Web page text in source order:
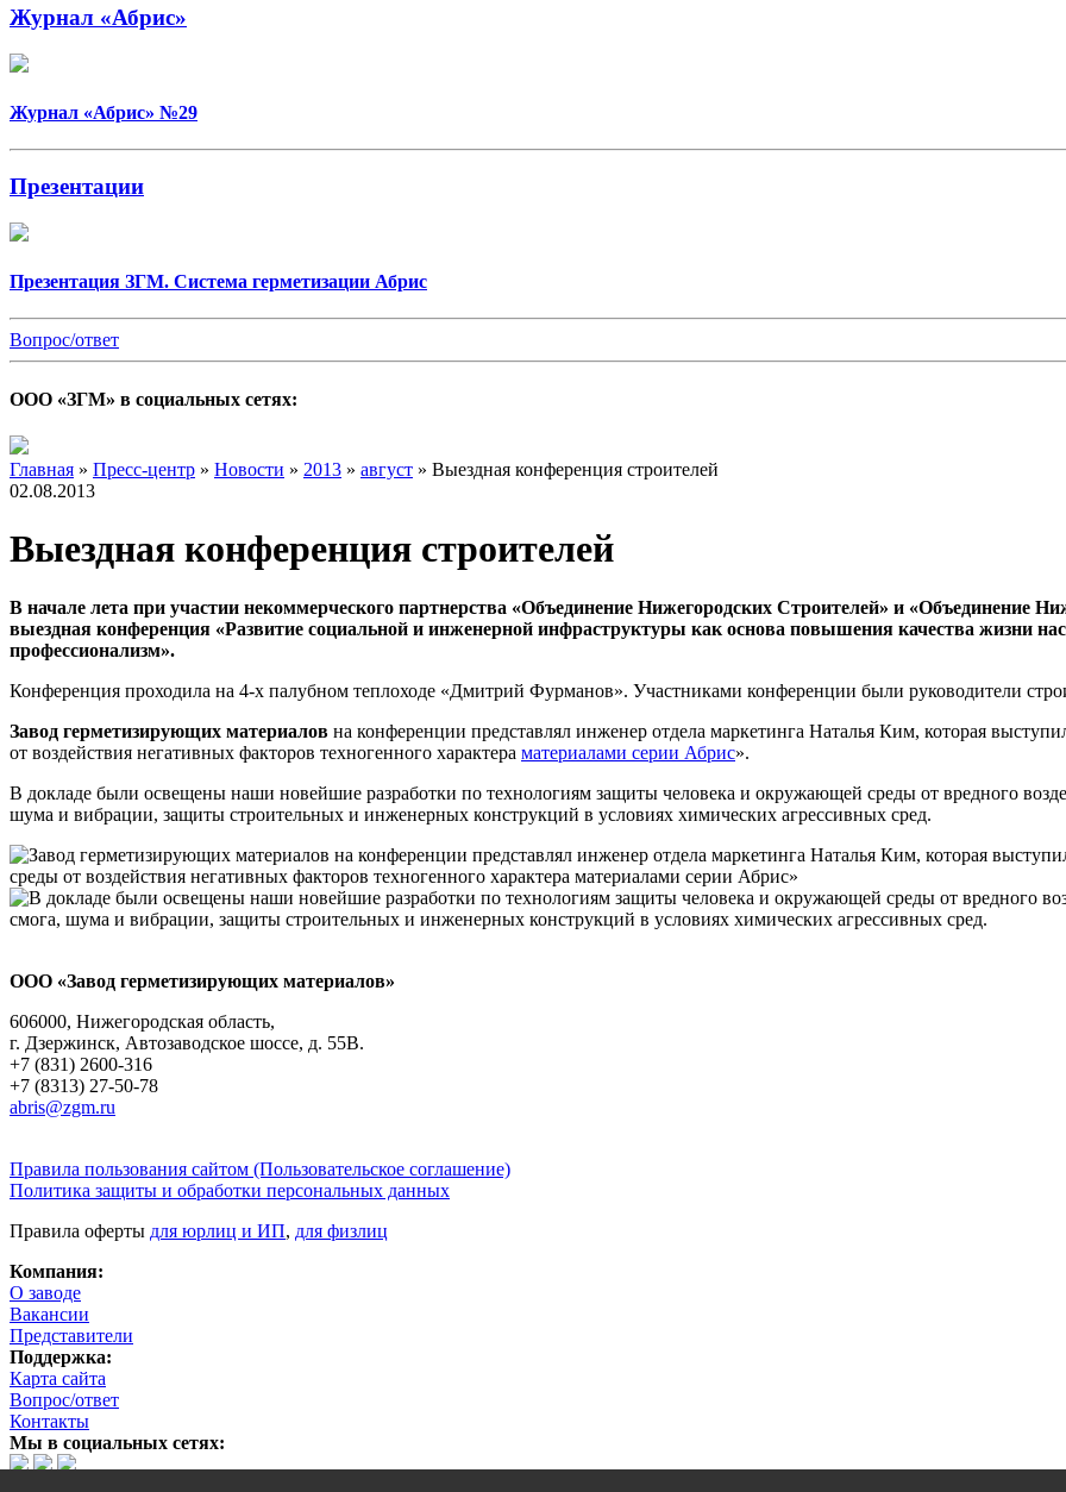
Журнал «Абрис»
Журнал «Абрис» №29
Презентации
Презентация ЗГМ. Система герметизации Абрис
Вопрос/ответ
ООО «ЗГМ» в социальных сетях:
Главная » Пресс-центр » Новости » 2013 » август » Выездная конференция строителей
02.08.2013
Выездная конференция строителей
В начале лета при участии некоммерческого партнерства «Объединение Нижегородских Строителей» и «Объединение
выездная конференция «Развитие социальной и инженерной инфраструктуры как основа повышения качества жизни
профессионализм».
Конференция проходила на 4-х палубном теплоходе «Дмитрий Фурманов». Участниками конференции были руководители
Завод герметизирующих материалов на конференции представлял инженер отдела маркетинга Наталья Ким, которая
от воздействия негативных факторов техногенного характера материалами серии Абрис».
В докладе были освещены наши новейшие разработки по технологиям защиты человека и окружающей среды от вредного
шума и вибрации, защиты строительных и инженерных конструкций в условиях химических агрессивных сред.
ООО «Завод герметизирующих материалов»
606000, Нижегородская область,
г. Дзержинск, Автозаводское шоссе, д. 55В.
+7 (831) 2600-316
+7 (8313) 27-50-78
abris@zgm.ru
Правила пользования сайтом (Пользовательское соглашение)
Политика защиты и обработки персональных данных
Правила оферты для юрлиц и ИП, для физлиц
Компания:
О заводе
Вакансии
Представители
Поддержка:
Карта сайта
Вопрос/ответ
Контакты
Мы в социальных сетях: